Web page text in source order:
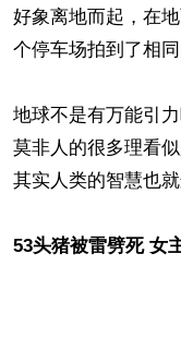
好象离地而起，在
个停车场拍到了相同
地球不是有万能引
莫非人的很多理看
其实人类的智慧也
53头猪被雷劈死 女